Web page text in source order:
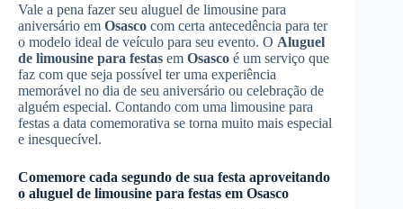
Vale a pena fazer seu aluguel de limousine para
aniversário em Osasco com certa antecedência para ter
o modelo ideal de veículo para seu evento. O Aluguel
de limousine para festas em Osasco é um serviço que
faz com que seja possível ter uma experiência
memorável no dia de seu aniversário ou celebração de
alguém especial. Contando com uma limousine para
festas a data comemorativa se torna muito mais especial
e inesquecível.
Comemore cada segundo de sua festa aproveitando
o aluguel de limousine para festas em Osasco